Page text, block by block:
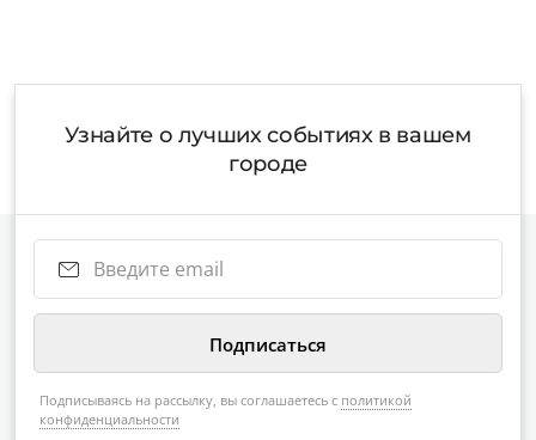
Узнайте о лучших событиях в вашем
городе
Подписываясь на рассылку, вы соглашаетесь с политикой
конфиденциальности